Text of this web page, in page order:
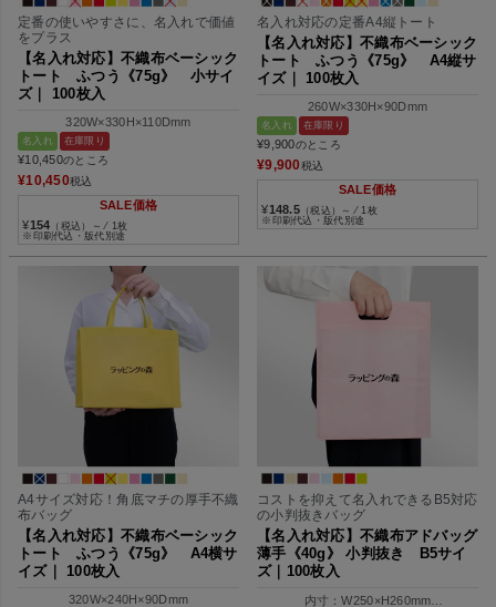
定番の使いやすさに、名入れで価値
をプラス
【名入れ対応】不織布ベーシック
トート ふつう《75g》 小サイ
ズ｜ 100枚入
320W×330H×110Dmm
名入れ 在庫限り
¥10,450のところ
¥10,450税込
SALE価格
¥154 （税込）～ ⁄ 1枚
※印刷代込・版代別途
名入れ対応の定番A4縦トート
【名入れ対応】不織布ベーシック
トート ふつう《75g》 A4縦サ
イズ｜ 100枚入
260W×330H×90Dmm
名入れ 在庫限り
¥9,900のところ
¥9,900税込
SALE価格
¥148.5 （税込）～ ⁄ 1枚
※印刷代込・版代別途
A4サイズ対応！角底マチの厚手不織
布バッグ
【名入れ対応】不織布ベーシック
トート ふつう《75g》 A4横サ
イズ｜ 100枚入
320W×240H×90Dmm
コストを抑えて名入れできるB5対応
の小判抜きバッグ
【名入れ対応】不織布アドバッグ
薄手《40g》 小判抜き B5サイ
ズ｜100枚入
内寸：W250×H260mm